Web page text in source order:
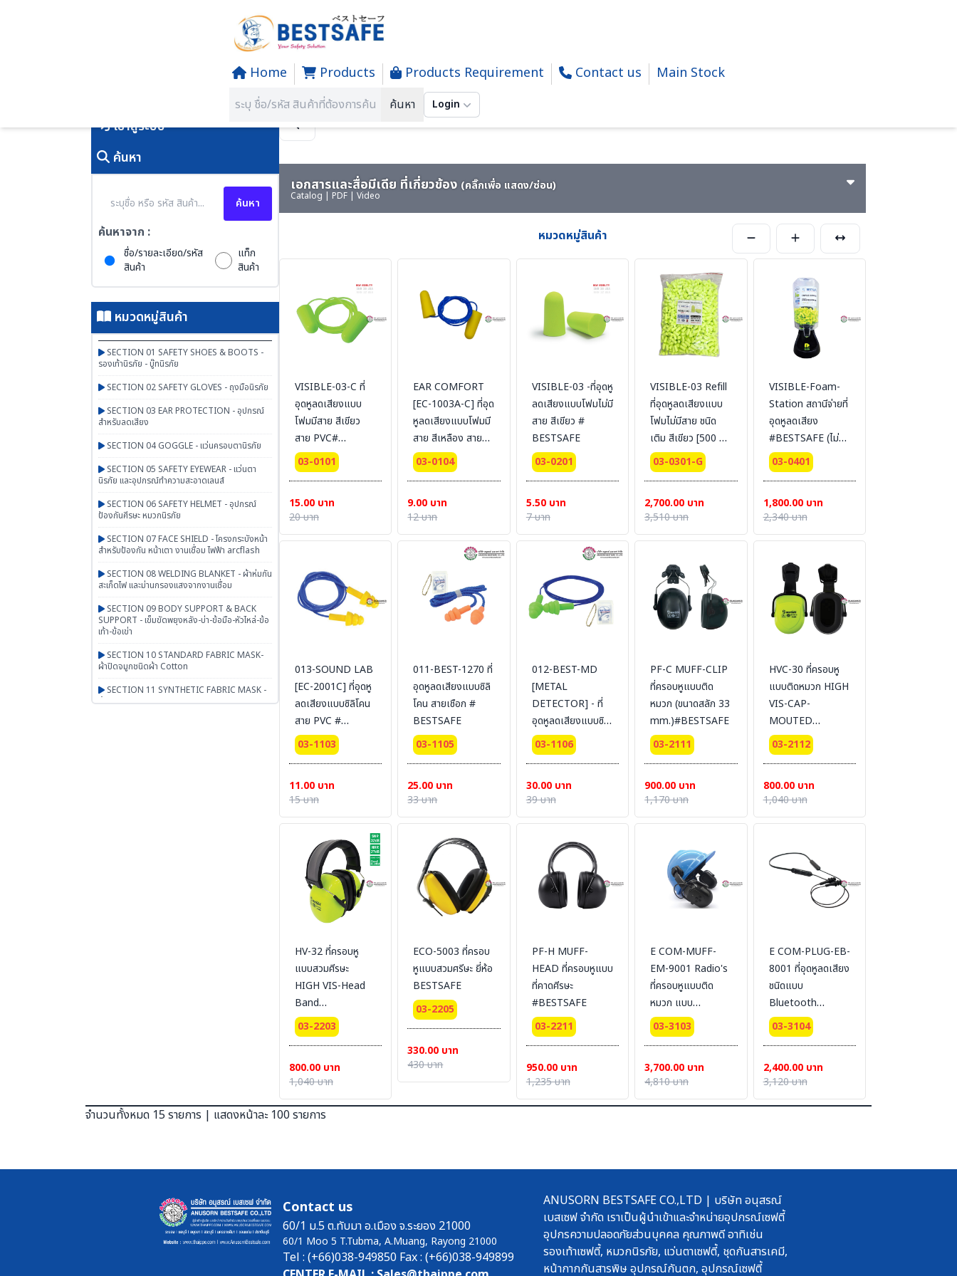
Home Products Products Requirement Contact us Main Stock
ค้นหา Login
SECTION 03 EAR PROTECTION - อุปกรณ์สำหรับลดเสียง
เข้าสู่ระบบ
ค้นหา
ค้นหา
ค้นหาจาก :
ชื่อ/รายละเอียด/รหัส
สินค้า
แท็ก
สินค้า
หมวดหมู่สินค้า
SECTION 01 SAFETY SHOES & BOOTS -
รองเท้านิรภัย - บู๊ทนิรภัย
SECTION 02 SAFETY GLOVES - ถุงมือนิรภัย
SECTION 03 EAR PROTECTION - อุปกรณ์
สำหรับลดเสียง
SECTION 04 GOGGLE - แว่นครอบตานิรภัย
SECTION 05 SAFETY EYEWEAR - แว่นตา
นิรภัย และอุปกรณ์ทำความสะอาดเลนส์
SECTION 06 SAFETY HELMET - อุปกรณ์
ป้องกันศีรษะ หมวกนิรภัย
SECTION 07 FACE SHIELD - โครงกระบังหน้า
สำหรับป้องกัน หน้าเตา งานเชื่อม ไฟฟ้า arcflash
SECTION 08 WELDING BLANKET - ผ้าห่มกัน
สะเก็ดไฟ และม่านกรองแสงจากงานเชื่อม
SECTION 09 BODY SUPPORT & BACK
SUPPORT - เข็มขัดพยุงหลัง-บ่า-ข้อมือ-หัวไหล่-ข้อ
เท้า-ข้อเข่า
SECTION 10 STANDARD FABRIC MASK-
ผ้าปิดจมูกชนิดผ้า Cotton
SECTION 11 SYNTHETIC FABRIC MASK -
ผ้าปิดจมูกเสริมใยสังเคราะห์ UN95 SERIES
SECTION 23 UNIFORM SUIT WORKSHOP
SUIT - ชุดช่าง ชุดปฏิบัติงาน งานเชื่อม งานซ่อม
[FR-SUIT] UNIFORM ผ้ากันไฟ (วัสดุ) ชุดช็อป เสื้อ
SECTION 25 FR-SUIT FURNACE UNIFORM
ผ้ากันไฟ-กันน้ำเหล็ก ชุดป้องกันงานเชื่อม งานหน้า
เตาหลอม งานซีเมนต์
SECTION 26 ALUMINIZED SUITS - ชุด
เอกสารและสื่อมีเดีย ที่เกี่ยวข้อง (คลิ๊กเพื่อ แสดง/ซ่อน)
Catalog | PDF | Video
หมวดหมู่สินค้า
VISIBLE-03-C ที่
อุดหูลดเสียงแบบ
โฟมมีสาย สีเขียว
สาย PVC#
BESTSAFE
03-0101
15.00 บาท
20 บาท
EAR COMFORT
[EC-1003A-C] ที่อุด
หูลดเสียงแบบโฟมมี
สาย สีเหลือง สาย
PVC # BESTSAFE
03-0104
9.00 บาท
12 บาท
VISIBLE-03 -ที่อุดหู
ลดเสียงแบบโฟมไม่มี
สาย สีเขียว #
BESTSAFE
03-0201
5.50 บาท
7 บาท
VISIBLE-03 Refill
ที่อุดหูลดเสียงแบบ
โฟมไม่มีสาย ชนิด
เติม สีเขียว [500 คู่ /
แพ็ค] #
BESTSAFE
03-0301-G
2,700.00 บาท
3,510 บาท
VISIBLE-Foam-
Station สถานีจ่ายที่
อุดหูลดเสียง
#BESTSAFE (ไม่
รวม earplug)
03-0401
1,800.00 บาท
2,340 บาท
013-SOUND LAB
[EC-2001C] ที่อุดหู
ลดเสียงแบบซิลิโคน
สาย PVC #
BESTSAFE
03-1103
11.00 บาท
15 บาท
011-BEST-1270 ที่
อุดหูลดเสียงแบบซิลิ
โคน สายเชือก #
BESTSAFE
03-1105
25.00 บาท
33 บาท
012-BEST-MD
[METAL
DETECTOR] - ที่
อุดหูลดเสียงแบบซิลิ
โคน สาย PVC#
BESTSAFE
03-1106
30.00 บาท
39 บาท
PF-C MUFF-CLIP
ที่ครอบหูแบบติด
หมวก (ขนาดสลัก 33
mm.)#BESTSAFE
03-2111
900.00 บาท
1,170 บาท
HVC-30 ที่ครอบหู
แบบติดหมวก HIGH
VIS-CAP-
MOUTED
#BESTSAFE
03-2112
800.00 บาท
1,040 บาท
HV-32 ที่ครอบหู
แบบสวมศีรษะ
HIGH VIS-Head
Band
#BESTSAFE
03-2203
800.00 บาท
1,040 บาท
ECO-5003 ที่ครอบ
หูแบบสวมศรีษะ ยี่ห้อ
BESTSAFE
03-2205
330.00 บาท
430 บาท
PF-H MUFF-
HEAD ที่ครอบหูแบบ
ที่คาดศีรษะ
#BESTSAFE
03-2211
950.00 บาท
1,235 บาท
E COM-MUFF-
EM-9001 Radio's
ที่ครอบหูแบบติด
หมวก แบบ
Bluetooth
Wireless
03-3103
3,700.00 บาท
4,810 บาท
E COM-PLUG-EB-
8001 ที่อุดหูลดเสียง
ชนิดแบบ
Bluetooth
Wireless
03-3104
2,400.00 บาท
3,120 บาท
จำนวนทั้งหมด 15 รายการ | แสดงหน้าละ 100 รายการ
Contact us
60/1 ม.5 ต.ทับมา อ.เมือง จ.ระยอง 21000
60/1 Moo 5 T.Tubma, A.Muang, Rayong 21000
Tel : (+66)038-949850 Fax : (+66)038-949899
ANUSORN BESTSAFE CO.,LTD | บริษัท อนุสรณ์
เบสเซฟ จำกัด เราเป็นผู้นำเข้าและจำหน่ายอุปกรณ์เซฟตี้
อุปกรความปลอดภัยส่วนบุคคล คุณภาพดี อาทิเช่น
รองเท้าเซฟตี้, หมวกนิรภัย, แว่นตาเซฟตี้, ชุดกันสารเคมี,
หน้ากากกันสารพิษ อุปกรณ์กันตก, อุปกรณ์เซฟตี้